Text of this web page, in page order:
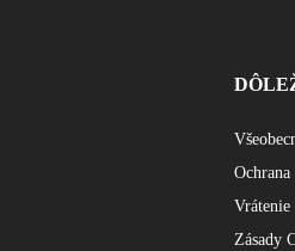
Vrátenie
Zásady